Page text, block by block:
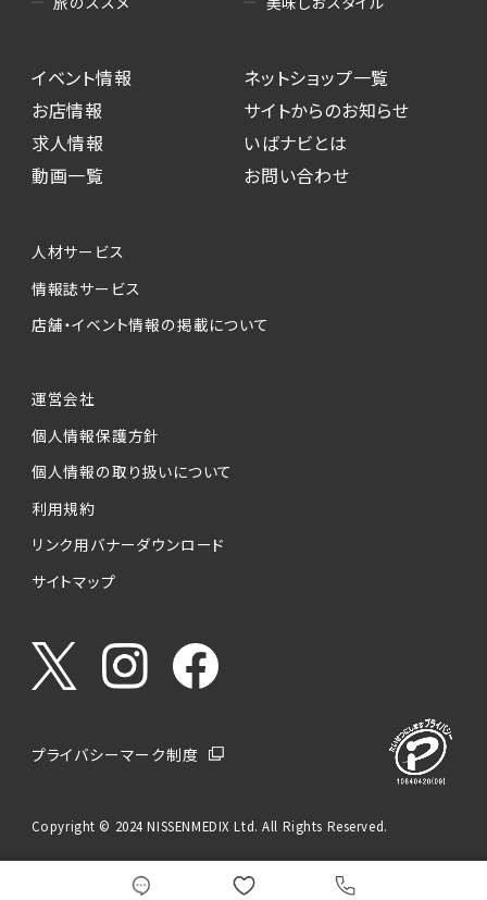
イベント情報
お店情報
求人情報
動画一覧
ネットショップ一覧
サイトからのお知らせ
いばナビとは
お問い合わせ
人材サービス
情報誌サービス
店舗・イベント情報の掲載について
運営会社
個人情報保護方針
個人情報の取り扱いについて
利用規約
リンク用バナーダウンロード
サイトマップ
プライバシーマーク制度
Copyright © 2024 NISSENMEDIX Ltd. All Rights Reserved.